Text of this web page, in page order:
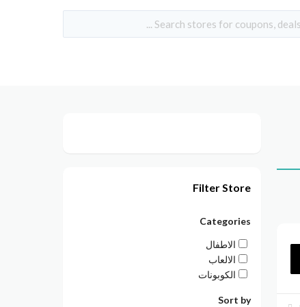
Filter Store
Categories
الاطفال
الالعاب
الكوبونات
Sort by